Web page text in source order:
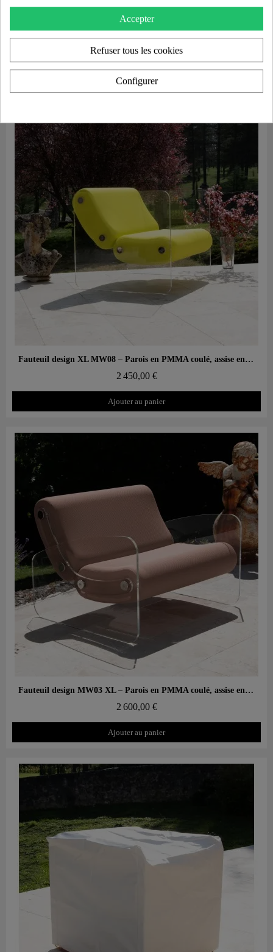
Aperçu rapide Canapé design MW08 – Parois en PMMA coulé, assise en mousse alvéolaire
3 100,00 €
Ajouter au panier
Aperçu rapide Fauteuil design XL MW08 – Parois en PMMA coulé, assise en mousse alvéolaire
2 450,00 €
Ajouter au panier
Aperçu rapide Fauteuil design MW03 XL – Parois en PMMA coulé, assise en mousse
2 600,00 €
Ajouter au panier
Accepter
Refuser tous les cookies
Configurer